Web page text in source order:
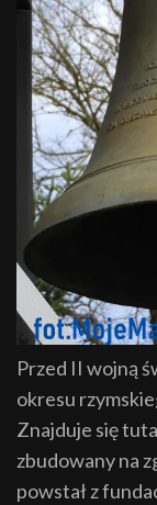
Przed II wojną
okresu
Znajduje się
zbudowany na
powstał z